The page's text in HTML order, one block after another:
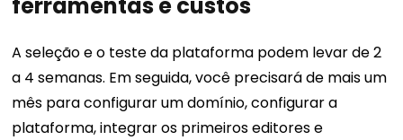
ferramentas e custos
A seleção e o teste da plataforma podem levar de 2
a 4 semanas. Em seguida, você precisará de mais um
mês para configurar um domínio, configurar a
plataforma, integrar os primeiros editores e